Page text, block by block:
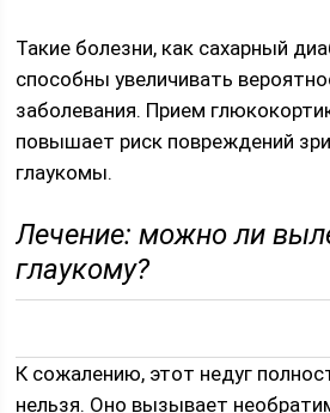
Такие болезни, как сахарный
способны увеличивать
заболевания. Прием
повышает риск повреждений
глаукомы.
Лечение: можно ли
глаукому?
К сожалению, этот недуг
нельзя. Оно вызывает